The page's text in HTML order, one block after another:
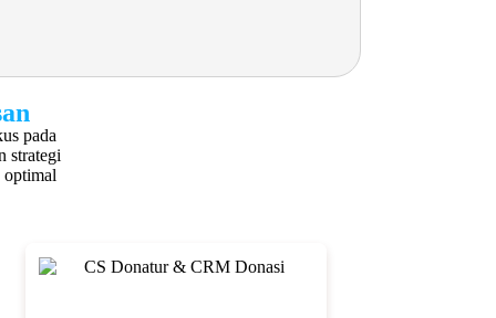
pada
strategi
optimal